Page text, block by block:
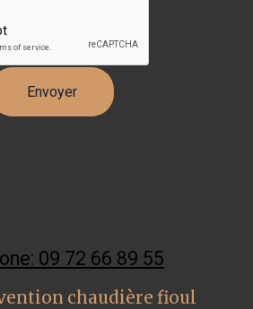
09 72 66 89 55
chaudière fioul